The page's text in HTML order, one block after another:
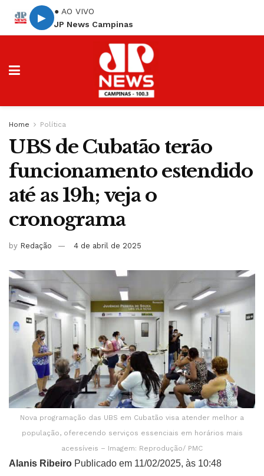
▶
● AO VIVO
JP News Campinas
Home Política
UBS de Cubatão terão
funcionamento estendido
até as 19h; veja o
cronograma
by Redação 4 de abril de 2025
Nova programação das UBS em Cubatão visa atender melhor a
população, oferecendo serviços essenciais em horários mais
acessíveis – Imagem: Reprodução/ PMC
Alanis Ribeiro Publicado em 11/02/2025, às 10:48